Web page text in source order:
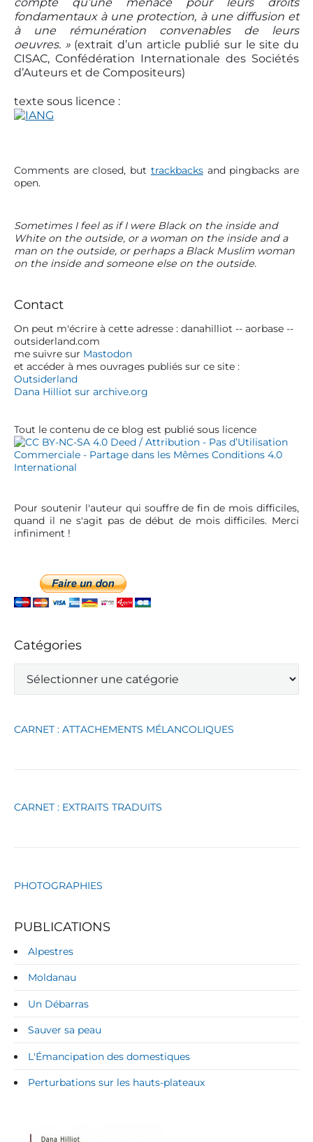
fondamentaux à une protection, à une diffusion et
à une rémunération convenables de leurs
oeuvres. »(extrait d’un article publié sur le site du
CISAC, Confédération Internationale des Sociétés
d’Auteurs et de Compositeurs)
texte sous licence :
Comments are closed, but trackbacksand pingbacks are
open.
P
r
i
m
r
y
S
i
d
e
b
Sometimes I feel as if I were Black on the inside and
White on the outside, or a woman on the inside and a
man on the outside, or perhaps a Black Muslim woman
on the inside and someone else on the outside.
Contact
On peut m'écrire à cette adresse : danahilliot -- aorbase --
outsiderland.com
me suivre sur Mastodon
et accéder à mes ouvrages publiés sur ce site :
Outsiderland
Dana Hilliot sur archive.org
Tout le contenu de ce blog est publié sous licence
Pour soutenir l'auteur qui souffre de fin de mois difficiles,
quand il ne s'agit pas de début de mois difficiles. Merci
infiniment !
Catégories
t
o
CARNET : ATTACHEMENTS MÉLANCOLIQUES
CARNET : EXTRAITS TRADUITS
PHOTOGRAPHIES
PUBLICATIONS
Alpestres
Moldanau
Un Débarras
Sauver sa peau
L'Émancipation des domestiques
Perturbations sur les hauts-plateaux